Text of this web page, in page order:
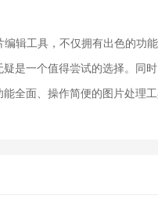
编辑工具，不仅拥有出色的功
是一个值得尝试的选择。同
全面、操作简便的图片处理